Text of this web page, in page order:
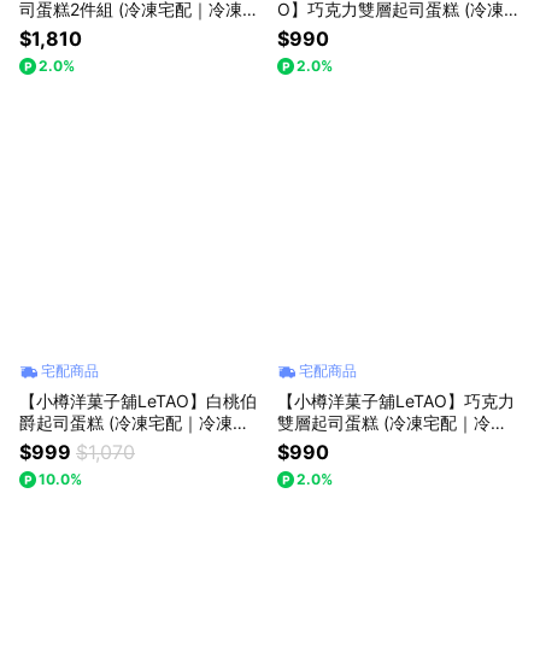
司蛋糕2件組 (冷凍宅配｜冷凍保
存)
$1,810
2.0%
O】巧克力雙層起司蛋糕 (冷凍宅
配｜冷凍保存｜內附無造型蠟燭
乙支)
$990
2.0%
宅配商品
【小樽洋菓子舖LeTAO】白桃伯
爵起司蛋糕 (冷凍宅配｜冷凍保
存)
$999 $1,070
10.0%
宅配商品
【小樽洋菓子舖LeTAO】巧克力
雙層起司蛋糕 (冷凍宅配｜冷凍
保存)
$990
2.0%